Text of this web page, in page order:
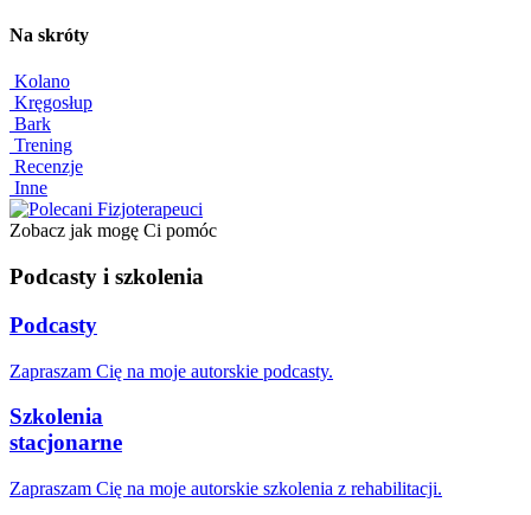
Na skróty
Kolano
Kręgosłup
Bark
Trening
Recenzje
Inne
Zobacz jak mogę Ci pomóc
Podcasty i szkolenia
Podcasty
Zapraszam Cię na moje autorskie podcasty.
Szkolenia
stacjonarne
Zapraszam Cię na moje autorskie szkolenia z rehabilitacji.